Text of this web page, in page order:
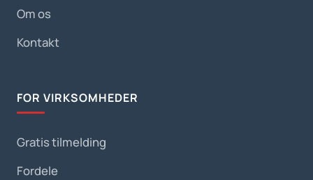
Om os
Kontakt
FOR VIRKSOMHEDER
Gratis tilmelding
Fordele